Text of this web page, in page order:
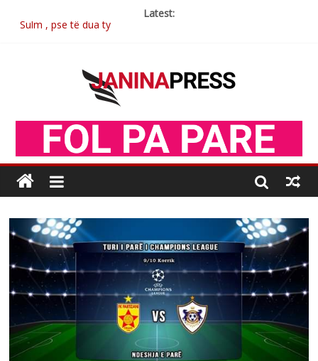
Latest:
Postim me vlera nga artistja e mirëfilltë Mimoza Gjoni
Brahim Çekaj njē veprimtar i respektuar i çeshtjës kombëtare